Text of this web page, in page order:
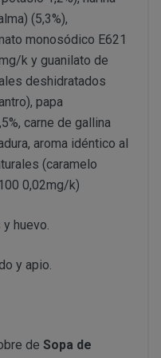
(5,3%),
monosódico E621
k y guanilato de
deshidratados
papa
carne de gallina
aroma idéntico al
(caramelo
0,02mg/k)
huevo.
y apio.
de Sopa de
Y UTILIZACIÓN
contrarios a la ley o al
o daños en los
sus servicios.
datos personales?
el derecho de decidir, en
este modo,
a los ofertados
ofrecer, en cualquier
la adquisición de los
eligiendo este
personalmente
y para
las condiciones
respetado la “cadena
formulario de
Cerrar